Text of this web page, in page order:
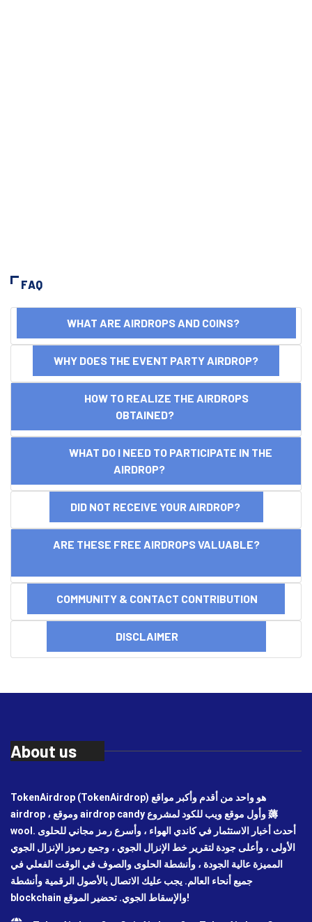
FAQ
WHAT ARE AIRDROPS AND COINS?
WHY DOES THE EVENT PARTY AIRDROP?
HOW TO REALIZE THE AIRDROPS
OBTAINED?
WHAT DO I NEED TO PARTICIPATE IN THE
AIRDROP?
DID NOT RECEIVE YOUR AIRDROP?
ARE THESE FREE AIRDROPS VALUABLE?
COMMUNITY & CONTACT CONTRIBUTION
DISCLAIMER
About us
TokenAirdrop (TokenAirdrop) هو واحد من أقدم وأكبر مواقع
airdrop ، وموقع airdrop candy وأول موقع ويب للكود لمشروع 薅
wool. أحدث أخبار الاستثمار في كاندي الهواء ، وأسرع رمز مجاني للحلوى
الأولى ، وأعلى جودة لتقرير خط الإنزال الجوي ، وجمع رموز الإنزال الجوي
المميزة عالية الجودة ، وأنشطة الحلوى والصوف في الوقت الفعلي في
جميع أنحاء العالم. يجب عليك الاتصال بالأصول الرقمية وأنشطة
blockchain والإسقاط الجوي. تحضير الموقع!